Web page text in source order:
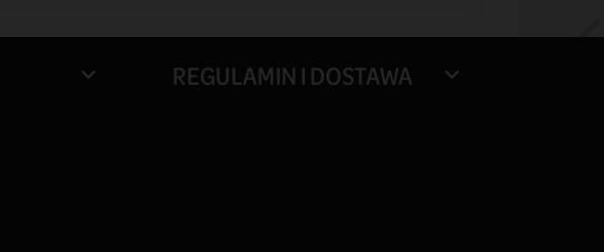
 REGULAMIN I DOSTAWA 